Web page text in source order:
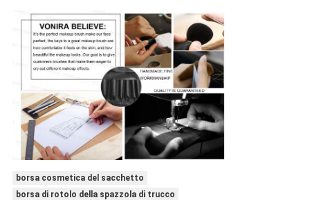
borsa cosmetica del sacchetto
borsa di rotolo della spazzola di trucco